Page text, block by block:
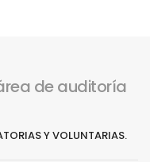
de auditoría
Y VOLUNTARIAS.